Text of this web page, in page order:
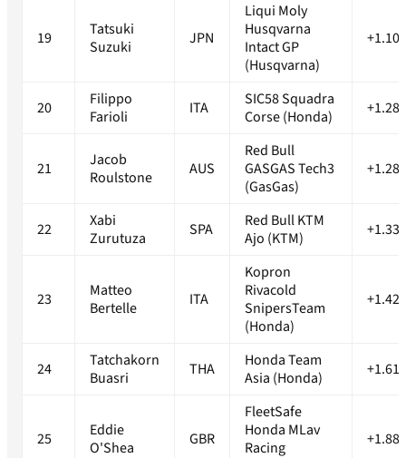
19
Tatsuki
Suzuki
JPN
Liqui Moly
Husqvarna
Intact GP
(Husqvarna)
20
Filippo
Farioli
ITA
SIC58 Squadra
Corse (Honda)
21
Jacob
Roulstone
AUS
Red Bull
GASGAS Tech3
(GasGas)
22
Xabi
Zurutuza
SPA
Red Bull KTM
Ajo (KTM)
23
Matteo
Bertelle
ITA
Kopron
Rivacold
SnipersTeam
(Honda)
24
Tatchakorn
Buasri
THA
Honda Team
Asia (Honda)
25
Eddie
O'Shea
GBR
FleetSafe
Honda MLav
Racing